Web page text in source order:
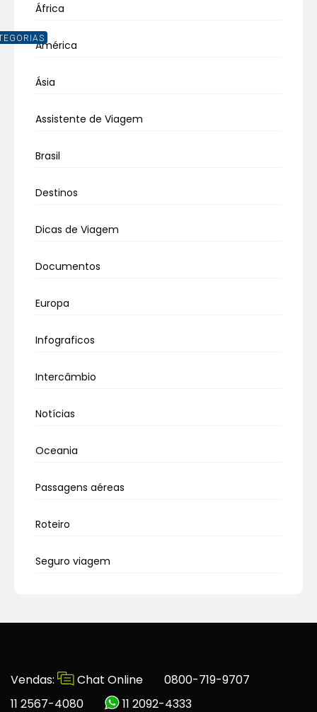
África
América
Ásia
Assistente de Viagem
Brasil
Destinos
Dicas de Viagem
Documentos
Europa
Infograficos
Intercâmbio
Notícias
Oceania
Passagens aéreas
Roteiro
Seguro viagem
Vendas: Chat Online
0800-719-9707
11 2567-4080
11 2092-4333